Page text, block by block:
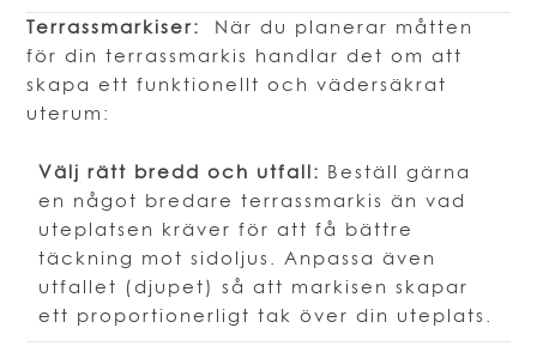
Terrassmarkiser:
När du planerar måtten
för din terrassmarkis handlar det om att
skapa ett funktionellt och vädersäkrat
uterum:
Välj rätt bredd och utfall: Beställ gärna
en något bredare terrassmarkis än vad
uteplatsen kräver för att få bättre
täckning mot sidoljus. Anpassa även
utfallet (djupet) så att markisen skapar
ett proportionerligt tak över din uteplats.